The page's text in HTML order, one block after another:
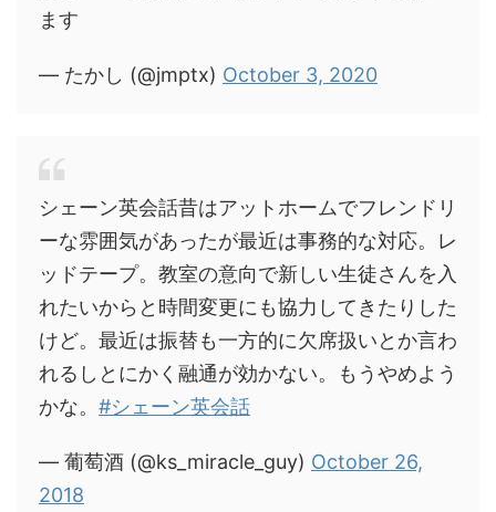
ます
— たかし (@jmptx) October 3, 2020
シェーン英会話昔はアットホームでフレンドリ
ーな雰囲気があったが最近は事務的な対応。レ
ッドテープ。教室の意向で新しい生徒さんを入
れたいからと時間変更にも協力してきたりした
けど。最近は振替も一方的に欠席扱いとか言わ
れるしとにかく融通が効かない。もうやめよう
かな。 #シェーン英会話
— 葡萄酒 (@ks_miracle_guy) October 26,
2018